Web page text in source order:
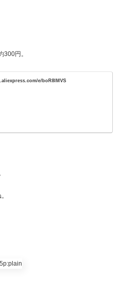
300円。
e/boR8lMVS